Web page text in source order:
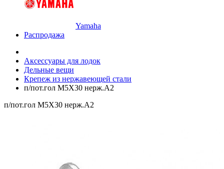
Yamaha
Распродажа
Аксессуары для лодок
Дельные вещи
Крепеж из нержавеющей стали
п/пот.гол M5X30 нерж.A2
п/пот.гол M5X30 нерж.A2